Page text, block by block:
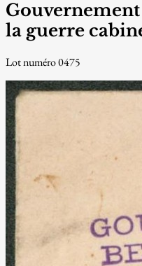
la guerre
Lot numéro 0475